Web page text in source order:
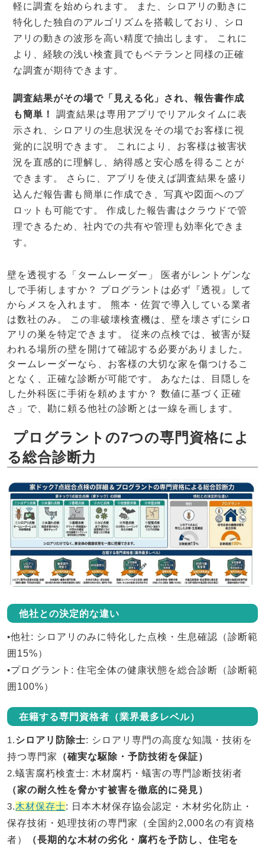
軽に調査を始められます。 また、シロアリの動きに
特化した独自のアルゴリズムを搭載しており、シロ
アリの動きの波形を高い精度で抽出します。 これに
より、経験の浅い検査員でもベテランと同様の正確
な調査が期待できます。
調査結果がその場で「見える化」され、報告書作成
も簡単！
調査結果は専用アプリでリアルタイムに表
示され、シロアリの生息状況をその場でお客様に視
覚的に説明できます。 これにより、お客様は被害状
況を直感的に理解し、納得感と安心感を得ることが
できます。 さらに、アプリを使えば調査結果を盛り
込んだ報告書も簡単に作成でき、写真や図面へのプ
ロットも可能です。 作成した報告書はクラウドで管
理できるため、社内での共有や管理も効率化できま
す。
壁を透視する「タームレーダー」 医者がレントゲンな
しで手術しますか？ プログラントは必ず『透視』して
からメスを入れます。 熊本・佐賀で導入している業者
は数社のみ。 この非破壊検査機は、壁を壊さずにシロ
アリの巣を特定できます。 従来の点検では、被害が疑
われる場所の壁を開けて確認する必要がありました。
タームレーダーなら、お客様の大切な家を傷つけるこ
となく、正確な診断が可能です。 あなたは、目隠しを
した外科医に手術を頼めますか？ 数値に基づく正確
さ」で、勘に頼る他社の診断とは一線を画します。
プログラントの7つの専門資格によ
る総合診断力
他社との決定的な違い
•他社: シロアリのみに特化した点検・生息確認（診断範
囲15%）
•プログラント : 住宅全体の健康状態を総合診断（診断範
囲100%）
在籍する専門資格者（業界最多レベル）
1.シロアリ防除士: シロアリ専門の高度な知識・技術を
持つ専門家
（確実な駆除・予防技術を保証）
2.蟻害腐朽検査士: 木材腐朽・蟻害の専門診断技術者
（家の耐久性を脅かす被害を徹底的に発見）
3.木材保存士: 日本木材保存協会認定・木材劣化防止・
保存技術・処理技術の専門家（全国約2,000名の有資格
者）
（長期的な木材の劣化・腐朽を予防し、住宅を